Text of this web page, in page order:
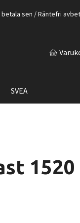
sen / Räntefri
SVEA
1520